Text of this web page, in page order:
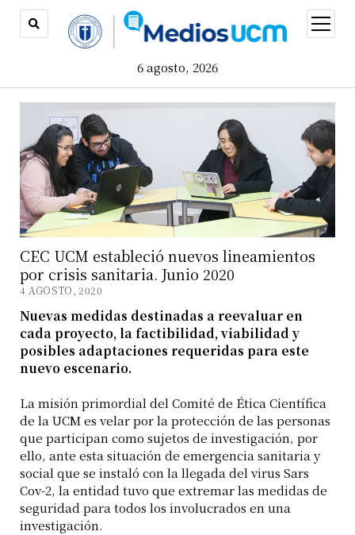
6 agosto, 2026
open
menu
CEC UCM estableció nuevos lineamientos
por crisis sanitaria. Junio 2020
4 AGOSTO, 2020
Nuevas medidas destinadas a reevaluar en
cada proyecto, la factibilidad, viabilidad y
posibles adaptaciones requeridas para este
nuevo escenario.
La misión primordial del Comité de Ética Científica
de la UCM es velar por la protección de las personas
que participan como sujetos de investigación, por
ello, ante esta situación de emergencia sanitaria y
social que se instaló con la llegada del virus Sars
Cov-2, la entidad tuvo que extremar las medidas de
seguridad para todos los involucrados en una
investigación.